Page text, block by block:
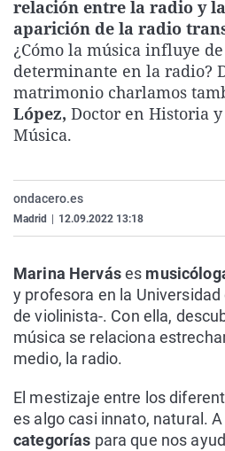
relación entre la radio y
aparición de la radio
¿Cómo la música influye
determinante en la radio?
matrimonio charlamos
López, Doctor en Historia
Música.
ondacero.es
Madrid 12.09.2022 13:18
Marina Herváses
y profesora en la
de violinista-. Con ella,
música se relaciona
medio, la radio.
El mestizaje entre los
es algo casi innato, natural.
categorías para que nos